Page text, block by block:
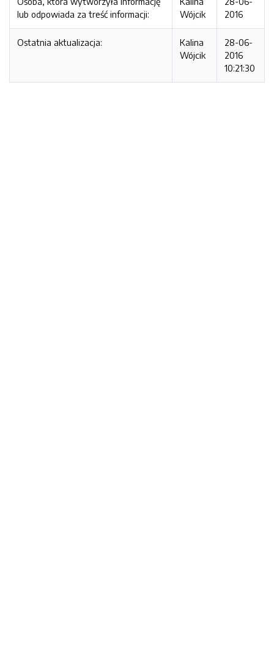
lub odpowiada za treść informacji:
Wójcik
2016
Ostatnia aktualizacja:
Kalina
Wójcik
28-06-
2016
10:21:30